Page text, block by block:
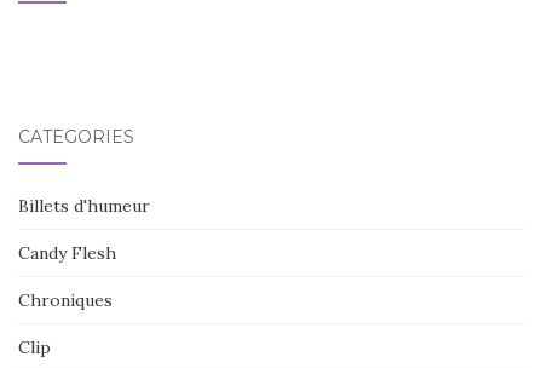
CATÉGORIES
Billets d'humeur
Candy Flesh
Chroniques
Clip